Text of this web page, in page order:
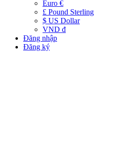
Euro €
£ Pound Sterling
$ US Dollar
VND đ
Đăng nhập
Đăng ký